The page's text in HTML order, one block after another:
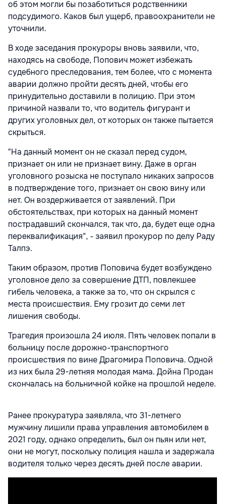
об этом могли бы позаботиться родственники
подсудимого. Каков был ущерб, правоохранители не
уточнили.
В ходе заседания прокуроры вновь заявили, что,
находясь на свободе, Попович может избежать
судебного преследования, тем более, что с момента
аварии должно пройти десять дней, чтобы его
принудительно доставили в полицию. При этом
причиной назвали то, что водитель фигурант и
других уголовных дел, от которых он также пытается
скрыться.
"На данный момент он не сказал перед судом,
признает он или не признает вину. Даже в орган
уголовного розыска не поступало никаких запросов
в подтверждение того, признает он свою вину или
нет. Он воздерживается от заявлений. При
обстоятельствах, при которых на данный момент
пострадавший скончался, так что, да, будет еще одна
переквалификация", - заявил прокурор по делу Раду
Талпэ.
Таким образом, против Поповича будет возбуждено
уголовное дело за совершение ДТП, повлекшее
гибель человека, а также за то, что он скрылся с
места происшествия. Ему грозит до семи лет
лишения свободы.
Трагедия произошла 24 июля. Пять человек попали в
больницу после дорожно-транспортного
происшествия по вине Драгомира Поповича. Одной
из них была 29-летняя молодая мама. Дойна Продан
скончалась на больничной койке на прошлой неделе.
Ранее прокуратура заявляла, что 31-летнего
мужчину лишили права управления автомобилем в
2021 году, однако определить, был он пьян или нет,
они не могут, поскольку полиция нашла и задержала
водителя только через десять дней после аварии.